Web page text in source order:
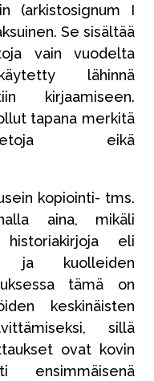
(arkistosignum I
Se sisältää
vain vuodelta
lähinnä
kirjaamiseen.
tapana merkitä
eikä
kopiointi- tms.
aina, mikäli
eli
ja kuolleiden
tämä on
keskinäisten
sillä
ovat kovin
ensimmäisenä